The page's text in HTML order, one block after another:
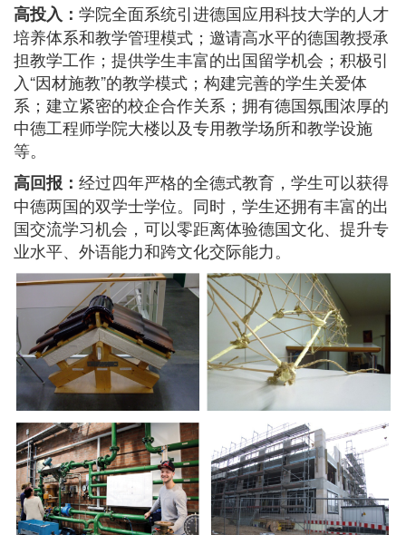
高投入： 学院全面系统引进德国应用科技大学的人才
培养体系和教学管理模式；邀请高水平的德国教授承
担教学工作；提供学生丰富的出国留学机会；积极引
入“因材施教”的教学模式；构建完善的学生关爱体
系；建立紧密的校企合作关系；拥有德国氛围浓厚的
中德工程师学院大楼以及专用教学场所和教学设施
等。
高回报： 经过四年严格的全德式教育，学生可以获得
中德两国的双学士学位。同时，学生还拥有丰富的出
国交流学习机会，可以零距离体验德国文化、提升专
业水平、外语能力和跨文化交际能力。